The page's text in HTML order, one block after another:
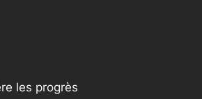
les progrès